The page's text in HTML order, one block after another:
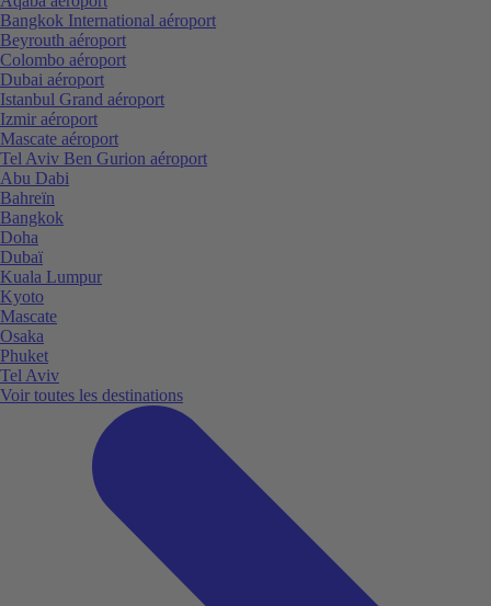
Bangkok International aéroport
Beyrouth aéroport
Colombo aéroport
Dubai aéroport
Istanbul Grand aéroport
Izmir aéroport
Mascate aéroport
Tel Aviv Ben Gurion aéroport
Abu Dabi
Bahreïn
Bangkok
Doha
Dubaï
Kuala Lumpur
Kyoto
Mascate
Osaka
Phuket
Tel Aviv
Voir toutes les destinations